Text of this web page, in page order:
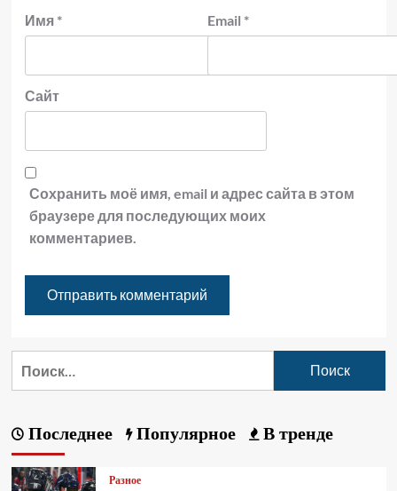
Имя * Email *
Сайт
Сохранить моё имя, email и адрес сайта в этом
браузере для последующих моих
комментариев.
Последнее Популярное В тренде
Разное